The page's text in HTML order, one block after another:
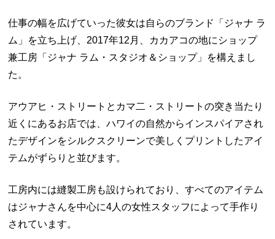
仕事の幅を広げていった彼女は自らのブランド「ジャナ ラ
ム」を立ち上げ、2017年12月、カカアコの地にショップ
兼工房「ジャナ ラム・スタジオ＆ショップ」を構えまし
た。
アウアヒ・ストリートとカマ二・ストリートの突き当たり
近くにあるお店では、ハワイの自然からインスパイアされ
たデザインをシルクスクリーンで美しくプリントしたアイ
テムがずらりと並びます。
工房内には縫製工房も設けられており、すべてのアイテム
はジャナさんを中心に4人の女性スタッフによって手作り
されています。